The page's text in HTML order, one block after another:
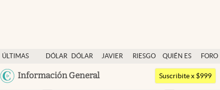
ÚLTIMAS
NOTICIAS
DÓLAR
DÓLAR
JAVIER
RIESGO
QUIÉN ES
QUIÉN
FORO
Argentina
Información General
Dólar
Members Suscribite x $999